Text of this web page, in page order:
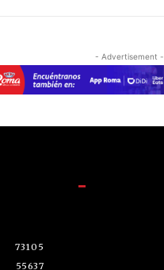
- Advertisement -
73105
55637
-